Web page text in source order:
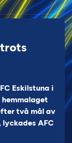
Eskilstuna i
två mål av
lyckades AFC